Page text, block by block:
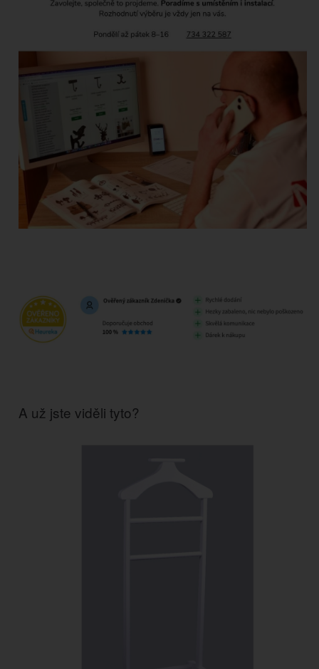
A už jste viděli tyto?